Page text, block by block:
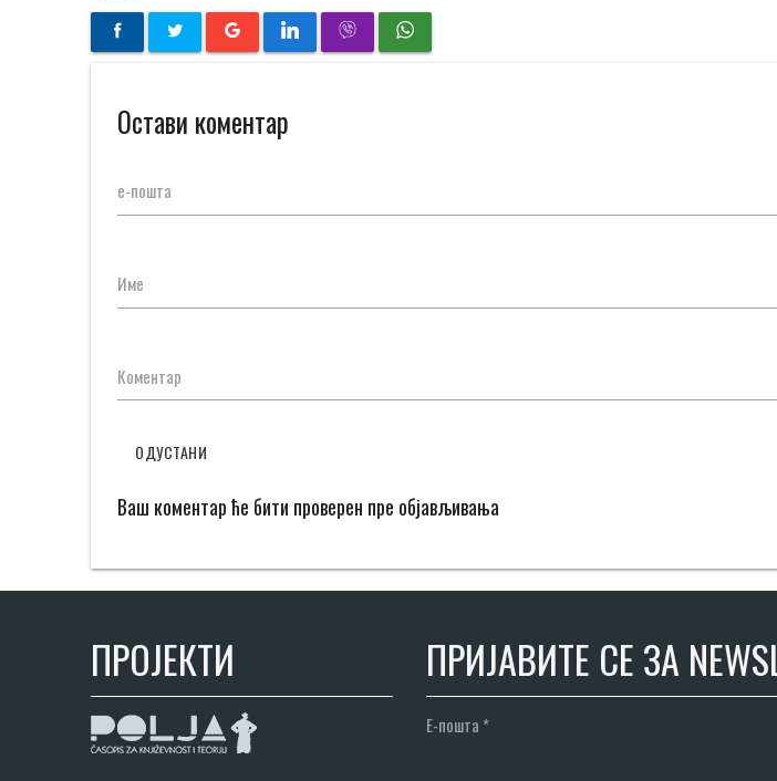
Остави коментар
е-пошта
Име
Коментар
ОДУСТАНИ
Ваш коментар ће бити проверен пре објављивања
ПРОЈЕКТИ ПРИЈАВИТЕ СЕ ЗА
Е-пошта *